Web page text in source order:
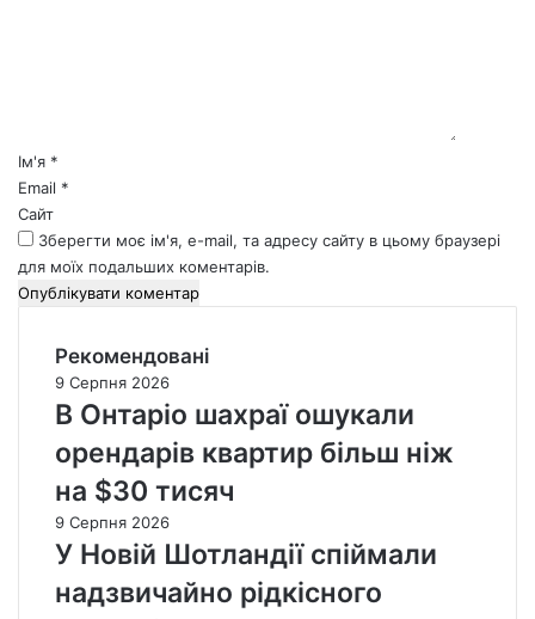
*Ім'я *
Email *
Сайт
Зберегти моє ім'я, e-mail, та адресу сайту в цьому браузері
для моїх подальших коментарів.
Рекомендовані
9 Серпня 2026
В Онтаріо шахраї ошукали
орендарів квартир більш ніж
на $30 тисяч
9 Серпня 2026
У Новій Шотландії спіймали
надзвичайно рідкісного